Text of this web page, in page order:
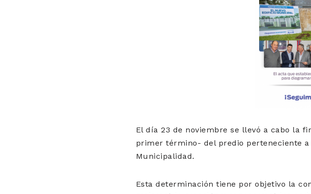
El día 23 de noviembre se llevó a cabo la
primer término- del predio perteneciente a
Municipalidad.
Esta determinación tiene por objetivo la